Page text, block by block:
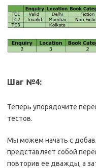
Шаг №4:
Теперь упорядочите
тестов.
Мы можем начать с
представляет собой
повторив ее дважды, а